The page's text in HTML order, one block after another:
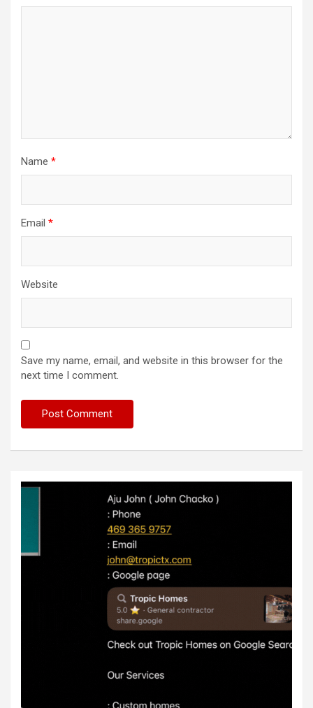
Name *
Email *
Website
Save my name, email, and website in this browser for the
next time I comment.